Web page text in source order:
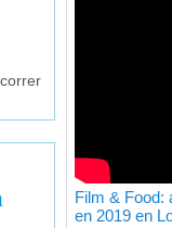
Film & Food:
en 2019 en